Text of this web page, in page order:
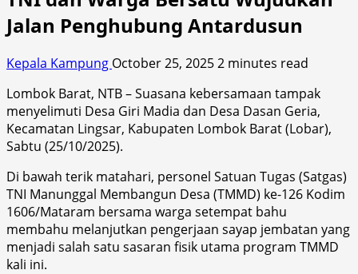
Jalan Penghubung Antardusun
Kepala Kampung October 25, 20252 minutes read
Lombok Barat, NTB – Suasana kebersamaan tampak
menyelimuti Desa Giri Madia dan Desa Dasan Geria,
Kecamatan Lingsar, Kabupaten Lombok Barat (Lobar),
Sabtu (25/10/2025).
Di bawah terik matahari, personel Satuan Tugas (Satgas)
TNI Manunggal Membangun Desa (TMMD) ke-126 Kodim
1606/Mataram bersama warga setempat bahu
membahu melanjutkan pengerjaan sayap jembatan yang
menjadi salah satu sasaran fisik utama program TMMD
kali ini.